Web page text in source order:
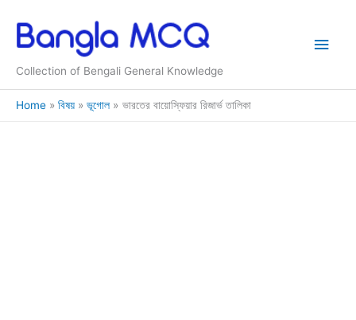
content
Collection of Bengali General Knowledge
Main
Home বিষয় ভূগোল ভারতের বায়োস্ফিয়ার রিজার্ভ তালিকা